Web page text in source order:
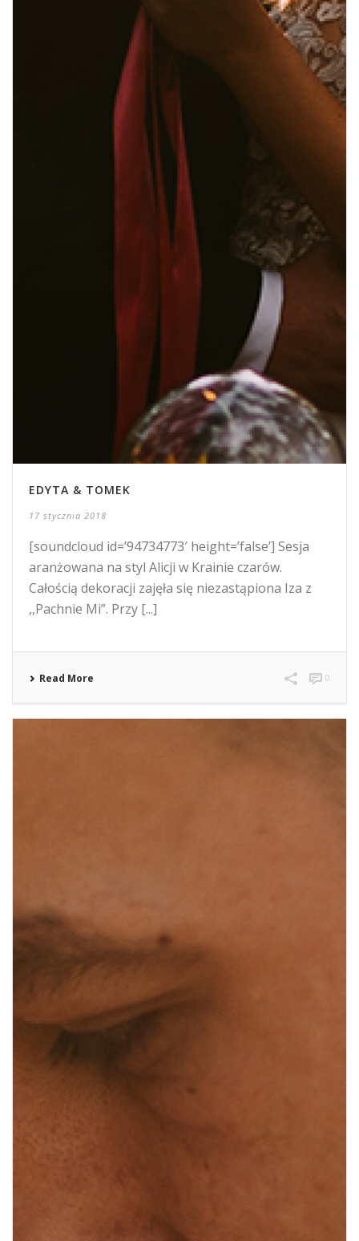
EDYTA & TOMEK
17 stycznia 2018
[soundcloud id=’94734773′ height=’false’] Sesja
aranżowana na styl Alicji w Krainie czarów.
Całością dekoracji zajęła się niezastąpiona Iza z
,,Pachnie Mi”. Przy [...]
Read More 0